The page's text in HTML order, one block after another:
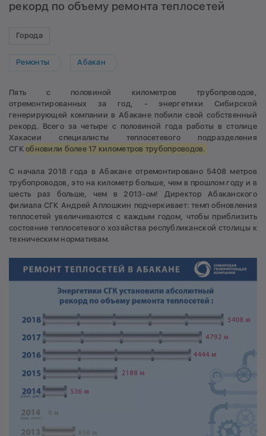
рекорд по объему ремонта теплосетей
Города
Ремонты Абакан
Пять с половиной километров трубопроводов,
отремонтированных за год, - энергетики Сибирской
генерирующей компании в Абакане побили свой собственный
рекорд. Всего за четыре с половиной года работы в столице
Хакасии специалисты теплосетевого подразделения
СГКобновили более 17 километров трубопроводов.
С начала 2018 года в Абакане отремонтировано 5408 метров
трубопроводов, это на километр больше, чем в прошлом году и в
шесть раз больше, чем в 2013-ом! Директор Абаканского
филиала СГК Андрей Аплошкин подчеркивает: темп обновления
теплосетей увеличиваются с каждым годом, чтобы приблизить
состояние теплосетевого хозяйства республиканской столицы к
техническим нормативам.